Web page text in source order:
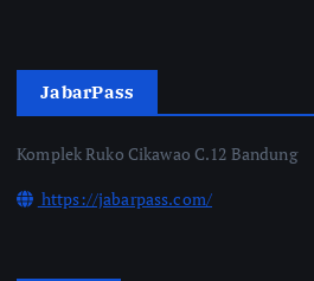
JabarPass
Komplek Ruko Cikawao C.12 Bandung
https://jabarpass.com/